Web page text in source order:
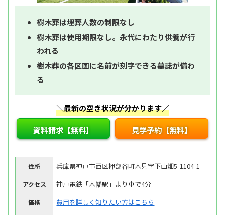
樹木葬は埋葬人数の制限なし
樹木葬は使用期限なし。永代にわたり供養が行
われる
樹木葬の各区画に名前が刻字できる墓誌が備わ
る
＼最新の空き状況が分かります／
資料請求【無料】 見学予約【無料】
住所 兵庫県神戸市西区押部谷町木見字下山畑5-1104-1
アクセス 神戸電鉄「木幡駅」より車で4分
価格 費用を詳しく知りたい方はこちら